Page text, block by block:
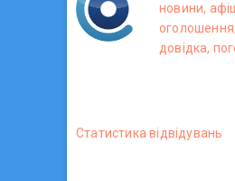
новини,
довідка,
Статистика вiдвiдувань